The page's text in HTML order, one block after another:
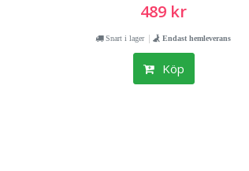
489 kr
Snart i lager | Endast hemleverans
Köp